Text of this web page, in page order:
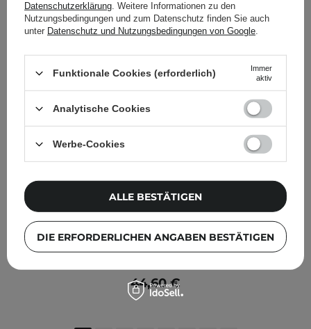
REVCELL – 3-Days 3 Layer Ampule – Straffende und
feuchtigkeitsspendende Gesichtsampulle – 55 ml
44,60 €
Datenschutzerklärung . Weitere Informationen zu den
Nutzungsbedingungen und zum Datenschutz finden Sie auch
unter Datenschutz und Nutzungsbedingungen von Google
Funktionale Cookies (erforderlich)
Immer
aktiv
Analytische Cookies
Werbe-Cookies
DIE ERFORDERLICHEN ANGABEN BESTÄTIGEN
ALLE BESTÄTIGEN